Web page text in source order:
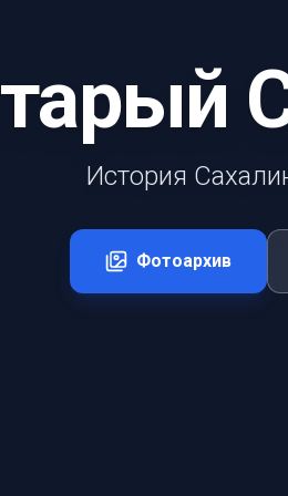
История
Фотоархив